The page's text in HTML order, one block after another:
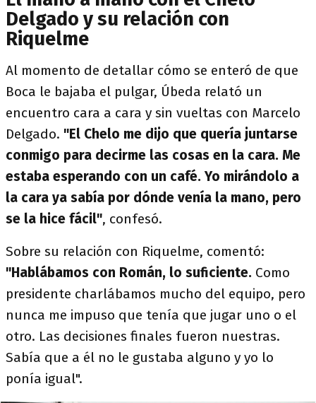
Delgado y su relación con
Riquelme
Al momento de detallar cómo se enteró de que
Boca le bajaba el pulgar, Úbeda relató un
encuentro cara a cara y sin vueltas con Marcelo
Delgado. "El Chelo me dijo que quería juntarse
conmigo para decirme las cosas en la cara. Me
estaba esperando con un café. Yo mirándolo a
la cara ya sabía por dónde venía la mano, pero
se la hice fácil", confesó.
Sobre su relación con Riquelme, comentó:
"Hablábamos con Román, lo suficiente. Como
presidente charlábamos mucho del equipo, pero
nunca me impuso que tenía que jugar uno o el
otro. Las decisiones finales fueron nuestras.
Sabía que a él no le gustaba alguno y yo lo
ponía igual".